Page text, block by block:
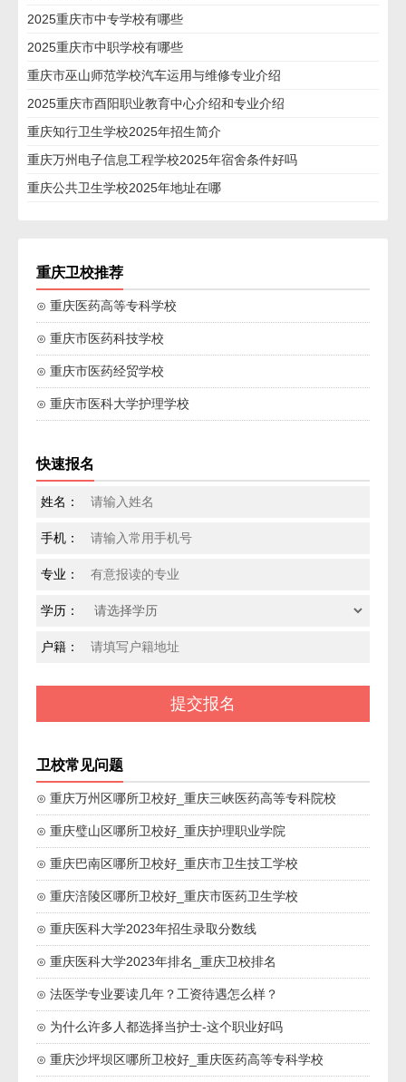
2025重庆市中专学校有哪些
2025重庆市中职学校有哪些
重庆市巫山师范学校汽车运用与维修专业介绍
2025重庆市酉阳职业教育中心介绍和专业介绍
重庆知行卫生学校2025年招生简介
重庆万州电子信息工程学校2025年宿舍条件好吗
重庆公共卫生学校2025年地址在哪
重庆卫校推荐
⊙ 重庆医药高等专科学校
⊙ 重庆市医药科技学校
⊙ 重庆市医药经贸学校
⊙ 重庆市医科大学护理学校
快速报名
姓名：
手机：
专业：
学历：
户籍：
卫校常见问题
⊙ 重庆万州区哪所卫校好_重庆三峡医药高等专科院校
⊙ 重庆璧山区哪所卫校好_重庆护理职业学院
⊙ 重庆巴南区哪所卫校好_重庆市卫生技工学校
⊙ 重庆涪陵区哪所卫校好_重庆市医药卫生学校
⊙ 重庆医科大学2023年招生录取分数线
⊙ 重庆医科大学2023年排名_重庆卫校排名
⊙ 法医学专业要读几年？工资待遇怎么样？
⊙ 为什么许多人都选择当护士-这个职业好吗
⊙ 重庆沙坪坝区哪所卫校好_重庆医药高等专科学校